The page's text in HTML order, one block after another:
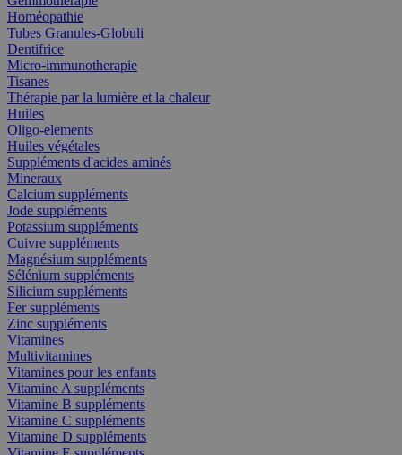
Homéopathie
Tubes Granules-Globuli
Dentifrice
Micro-immunotherapie
Tisanes
Thérapie par la lumière et la chaleur
Huiles
Oligo-elements
Huiles végétales
Suppléments d'acides aminés
Mineraux
Calcium suppléments
Jode suppléments
Potassium suppléments
Cuivre suppléments
Magnésium suppléments
Sélénium suppléments
Silicium suppléments
Fer suppléments
Zinc suppléments
Vitamines
Multivitamines
Vitamines pour les enfants
Vitamine A suppléments
Vitamine B suppléments
Vitamine C suppléments
Vitamine D suppléments